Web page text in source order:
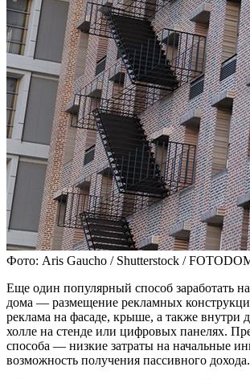
Фото: Aris Gaucho / Shutterstock /
Еще один популярный способ заработать
дома — размещение рекламных
реклама на фасаде, крыше, а также внутри
холле на стенде или цифровых панелях.
способа — низкие затраты на начальные
возможность получения пассивного дохода.